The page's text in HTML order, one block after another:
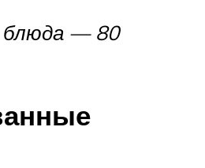
блюда — 80